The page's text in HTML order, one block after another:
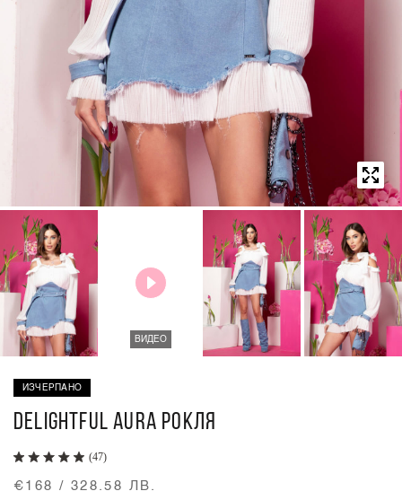
ВИДЕО
ИЗЧЕРПАНО
DELIGHTFUL AURA РОКЛЯ
(47)
€168 / 328.58 ЛВ.